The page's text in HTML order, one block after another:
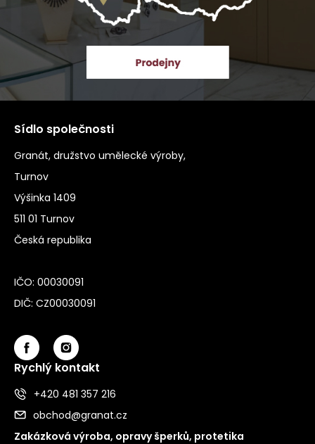
Sídlo společnosti
Granát, družstvo umělecké výroby,
Turnov
Výšinka 1409
511 01 Turnov
Česká republika
IČO: 00030091
DIČ: CZ00030091
Rychlý kontakt
+420 481 357 216
obchod@granat.cz
Zakázková výroba, opravy šperků, protetika